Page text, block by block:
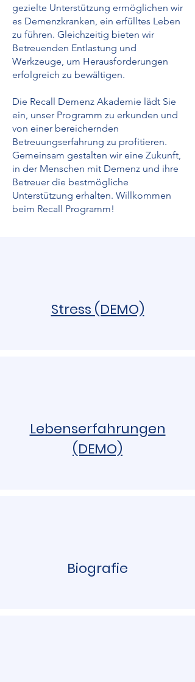
gezielte Unterstützung ermöglichen wir
es Demenzkranken, ein erfülltes Leben
zu führen. Gleichzeitig bieten wir
Betreuenden Entlastung und
Werkzeuge, um Herausforderungen
erfolgreich zu bewältigen.
Die Recall Demenz Akademie lädt Sie
ein, unser Programm zu erkunden und
von einer bereichernden
Betreuungserfahrung zu profitieren.
Gemeinsam gestalten wir eine Zukunft,
in der Menschen mit Demenz und ihre
Betreuer die bestmögliche
Unterstützung erhalten. Willkommen
beim Recall Programm!
Stress (DEMO)
Lebenserfahrungen
(DEMO)
Biografie